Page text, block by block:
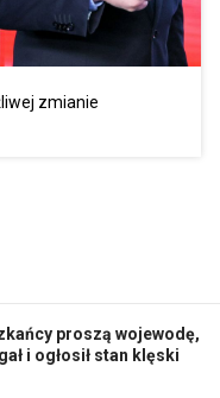
zmianie
proszą wojewodę,
i ogłosił stan klęski